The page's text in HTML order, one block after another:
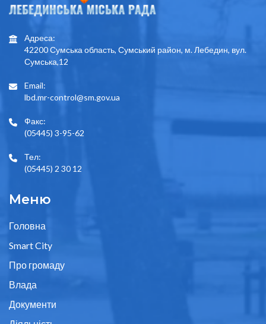
Адреса:
42200 Сумська область, Сумський район, м. Лебедин, вул.
Сумська,12
Email:
lbd.mr-control@sm.gov.ua
Факс:
(05445) 3-95-62
Тел:
(05445) 2 30 12
Меню
Головна
Smart City
Про громаду
Влада
Документи